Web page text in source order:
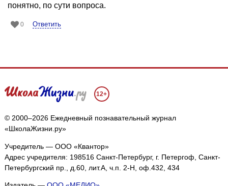
понятно, по сути вопроса.
0 Ответить
12+
© 2000–2026 Ежедневный познавательный журнал
«ШколаЖизни.ру»
Учредитель — ООО «Квантор»
Адрес учредителя: 198516 Санкт-Петербург, г. Петергоф, Санкт-
Петербургский пр., д.60, лит.А, ч.п. 2-Н, оф.432, 434